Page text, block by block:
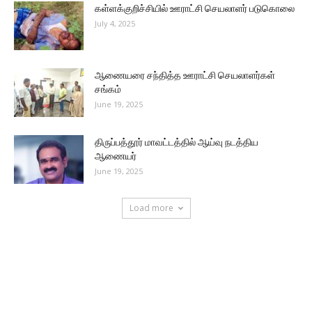
கள்ளக்குறிச்சியில் ஊராட்சி செயலாளர் படுகொலை
July 4, 2025
ஆணையரை சந்தித்த ஊராட்சி செயலாளர்கள்
சங்கம்
June 19, 2025
திருப்பத்தூர் மாவட்டத்தில் ஆய்வு நடத்திய
ஆணையர்
June 19, 2025
Load more